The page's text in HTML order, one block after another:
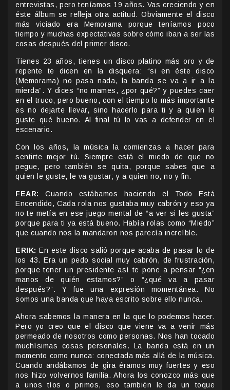
entrevistas, pero teníamos 19 años. Vas creciendo y en
éste álbum se refleja otra actitud. Obviamente el disco
más viciado era Memorama porque teníamos poco
tiempo y muchas expectativas sobre cómo iban a ser las
cosas después del primer disco.
Tienes 23 años, tienes un disco platino más oro y de
repente te dicen en la disquera: “si en éste disco
(Memorama) no pasa nada, la banda se va a ir a la
mierda”. Y dices “no mames, ¿por qué?” y puedes caer
en el truco, pero bueno, con el tiempo lo más importante
es no dejarte llevar, sino hacerlo para ti y a quien le
guste qué bueno. Al final tú lo vas a defender en el
escenario.
Con los años, la música la comienzas a hacer para
sentirte mejor tú. Siempre está el miedo de que no
pegue, pero también se quita, porque sabes que a
quien le guste, le va gustar; y a quien no, no y fin.
FEAR: Cuando estábamos haciendo el Todo Está
Encendido, Cada rola nos gustaba muy cabrón y eso ya
no te metía en ese juego mental de “a ver si les gusta”
porque para ti ya está bueno. Había rolas como “Miedo”
que cuando nos la mandaron nos parecía increíble.
ERIK: En este disco salió porque acaba de pasar lo de
los 43. Era un pedo social muy cabrón, de frustración,
porque tener un presidente así te pone a pensar “¿en
manos de quién estamos?” o “¿qué va a pasar
después?”. Y fue una expresión momentánea. No
somos una banda que haya escrito sobre ello nunca.
Ahora sabemos la manera en la que lo podemos hacer.
Pero yo creo que el disco que viene va a venir más
permeado de nosotros como personas. Nos han tocado
muchísimas cosas personales. La banda está en un
momento como nunca: conectada más allá de la música.
Cuando andábamos de gira éramos muy fuertes y eso
nos hizo volvernos familia. Ahora los conozco más que
a unos tíos o primos, eso también le da un toque